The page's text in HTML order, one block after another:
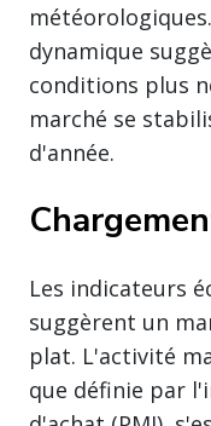
dynamique
conditions plus
marché se
d'année.
Les indicateurs
suggèrent un
plat. L'activité
que définie par